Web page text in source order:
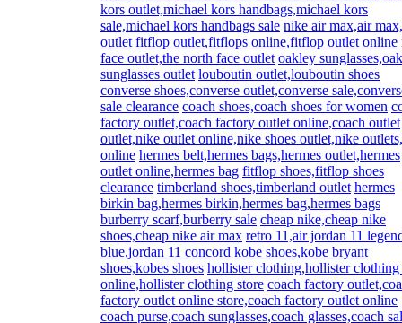
kors outlet,michael kors handbags,michael kors
sale,michael kors handbags sale nike air max,air
outlet fitflop outlet,fitflops online,fitflop outlet online
face outlet,the north face outlet oakley
sunglasses outlet louboutin outlet,louboutin shoes
converse shoes,converse outlet,converse
sale clearance coach shoes,coach shoes for women
factory outlet,coach factory outlet online,coach outlet
outlet,nike outlet online,nike shoes outlet,nike
online hermes belt,hermes bags,hermes outlet,hermes
outlet online,hermes bag fitflop shoes,fitflop shoes
clearance timberland shoes,timberland outlet hermes
birkin bag,hermes birkin,hermes bag,hermes bags
burberry scarf,burberry sale cheap nike,cheap nike
shoes,cheap nike air max retro 11,air jordan 11
blue,jordan 11 concord kobe shoes,kobe bryant
shoes,kobes shoes hollister clothing,hollister clothing
online,hollister clothing store coach factory
factory outlet online store,coach factory outlet online
coach purse,coach sunglasses,coach glasses,coach